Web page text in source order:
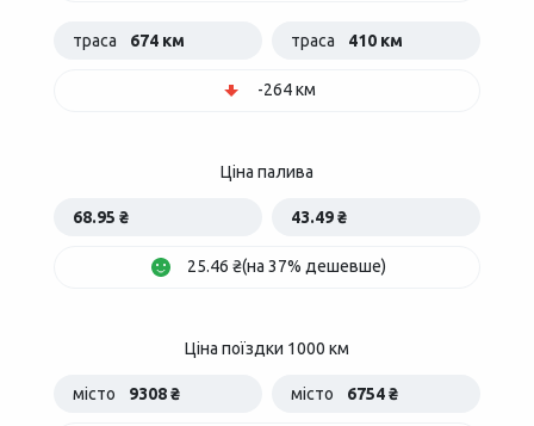
траса 674 км траса 410 км
-264 км
Ціна палива
68.95 ₴ 43.49 ₴
25.46 ₴(на 37% дешевше)
Ціна поїздки 1000 км
місто 9308 ₴ місто 6754 ₴